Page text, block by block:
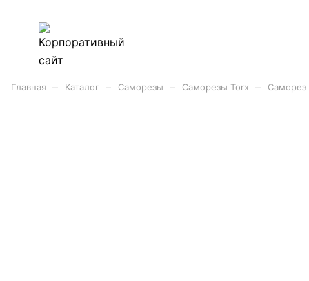
Главная Каталог Саморезы Саморезы Torx Саморез